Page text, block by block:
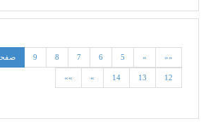
««
«
5
6
7
8
9 صفحه 10
12
13
14
»
»»